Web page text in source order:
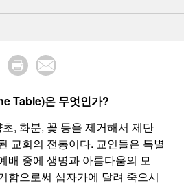
Table)은 무엇인가?
, 화분, 꽃 등을 제거해서 제단
교회의 전통이다. 교인들은 특별
배 중에 생명과 아름다움의 모
함으로써 십자가에 달려 죽으시